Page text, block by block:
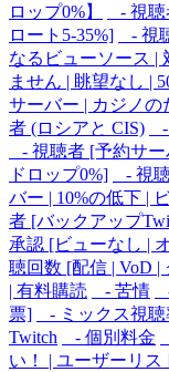
ロップ0%】
- 視聴
ロート5-35%]
- 視
なるビューソース |
ません | 眺望なし |
サーバー | カジノの
者 (ロシアと CIS)
-
- 視聴者 [予約サー
ドロップ0%]
- 視
バー | 10%の低下 |
者 [バックアップ
承認 [ビューなし |
聴回数 [配信 | VoD |
| 有料購読
- 苦情
票]
- ミックス視聴
Twitch
- 個別料金
い！ | ユーザーリ